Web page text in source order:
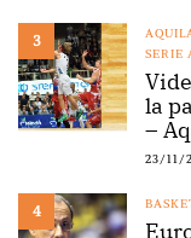
3
SERIE
la
–
23/11/
4